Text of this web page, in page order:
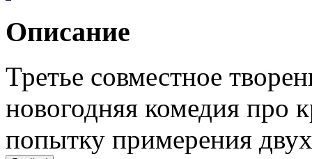
Описание
Третье совместное
новогодняя комедия про
попытку примерения